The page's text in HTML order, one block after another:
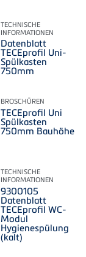
TECHNISCHE
INFORMATIONEN
Datenblatt
TECEprofil Uni-
Spülkasten
750mm
BROSCHÜREN
TECEprofil Uni
Spülkasten
750mm Bauhöhe
TECHNISCHE
INFORMATIONEN
9300105
Datenblatt
TECEprofil WC-
Modul
Hygienespülung
(kalt)